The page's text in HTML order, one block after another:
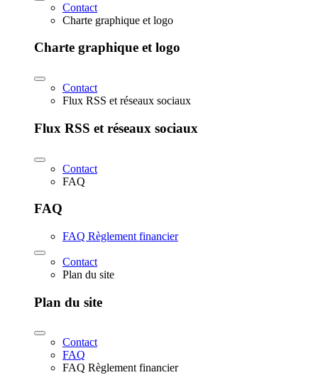
Contact
Charte graphique et logo
Charte graphique et logo
Contact
Flux RSS et réseaux sociaux
Flux RSS et réseaux sociaux
Contact
FAQ
FAQ
FAQ Règlement financier
Contact
Plan du site
Plan du site
Contact
FAQ
FAQ Règlement financier